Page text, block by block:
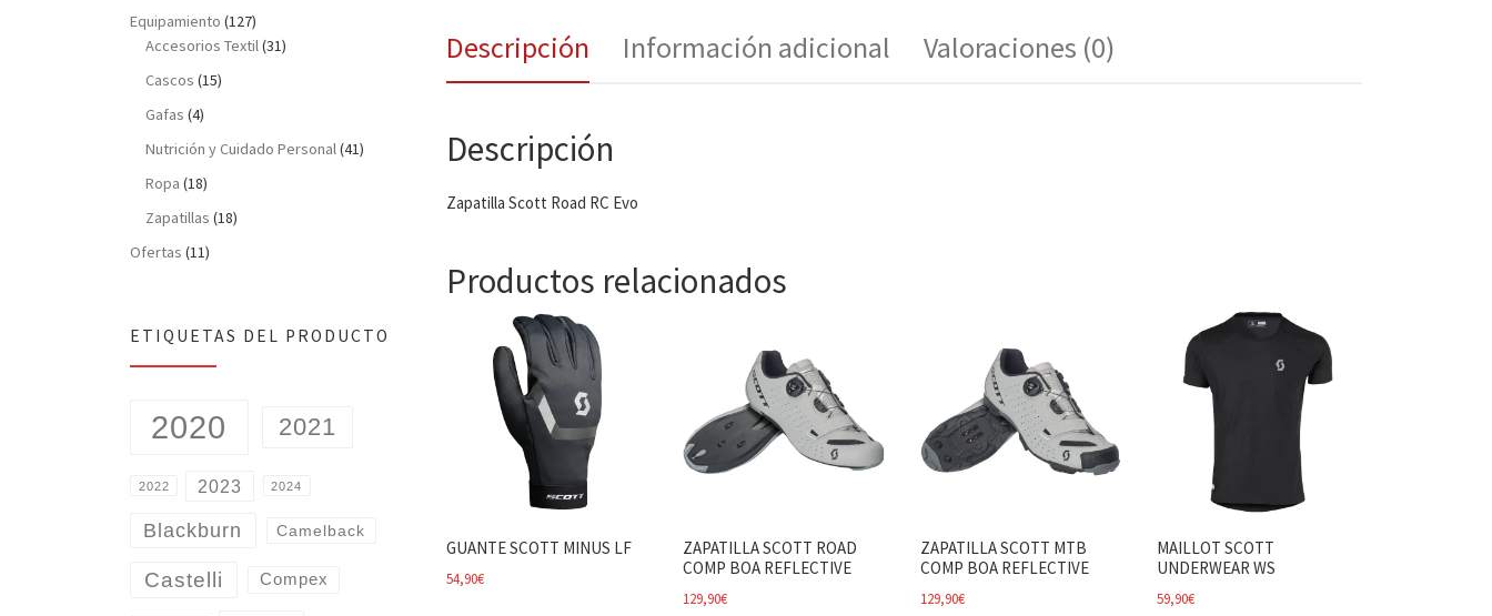
Descripción Información adicional Valoraciones (0)
Descripción
Zapatilla Scott Road RC Evo
Productos relacionados
GUANTE SCOTT MINUS LF
54,90€
ZAPATILLA SCOTT ROAD
COMP BOA REFLECTIVE
129,90€
ZAPATILLA SCOTT MTB
COMP BOA REFLECTIVE
129,90€
MAILLOT SCOTT
UNDERWEAR WS
59,90€
Equipamiento (127)
Accesorios Textil(31)
Cascos (15)
Gafas (4)
Nutrición y Cuidado Personal(41)
Ropa (18)
Zapatillas (18)
Ofertas (11)
ETIQUETAS DEL PRODUCTO
2020 2021
2022 2023 2024
Blackburn Camelback
Castelli Compex